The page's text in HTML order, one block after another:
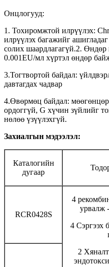
Онцлогууд:
1. Тохиромжтой илрүүлэх:
илрүүлэх багажийг
солих шаардлагагүй.2.
0.001EU/мл хүртэл өндөр
3.Тогтвортой байдал:
давтагдах чадвар
4.Өвөрмөц байдал:
ордоггүй, G хүчин зүйлийг
нөлөө үзүүлэхгүй.
Захиалгын мэдээлэл:
Каталогийн
дугаар
RCR0428S
4
урвалж
4 Сэргээх
2